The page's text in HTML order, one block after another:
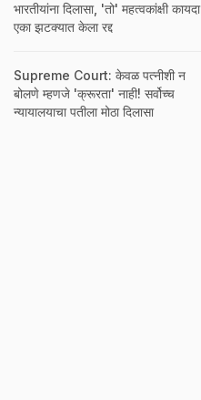
भारतीयांना दिलासा, 'तो' महत्वकांक्षी कायदा
एका झटक्यात केला रद्द
Supreme Court: केवळ पत्नीशी न
बोलणे म्हणजे 'क्रूरता' नाही! सर्वोच्च
न्यायालयाचा पतीला मोठा दिलासा